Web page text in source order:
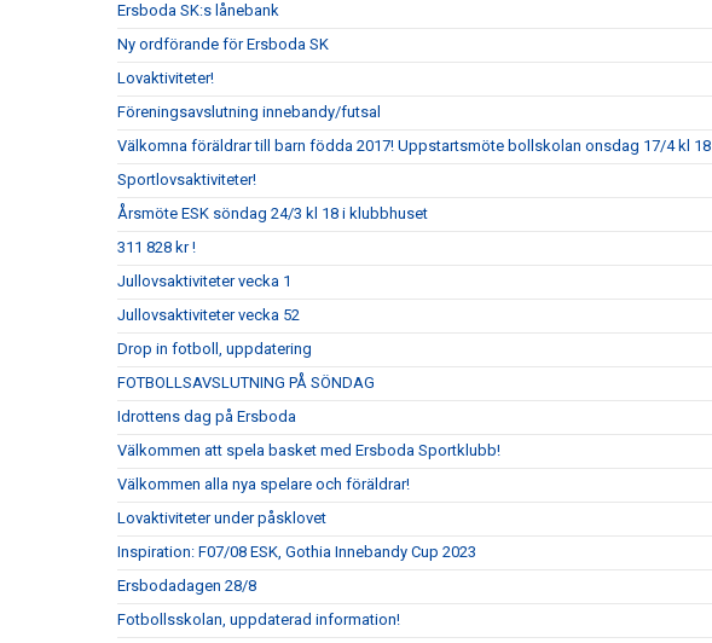
Ersboda SK:s lånebank
Ny ordförande för Ersboda SK
Lovaktiviteter!
Föreningsavslutning innebandy/futsal
Välkomna föräldrar till barn födda 2017! Uppstartsmöte bollskolan onsdag 17/4 kl 18
Sportlovsaktiviteter!
Årsmöte ESK söndag 24/3 kl 18 i klubbhuset
311 828 kr !
Jullovsaktiviteter vecka 1
Jullovsaktiviteter vecka 52
Drop in fotboll, uppdatering
FOTBOLLSAVSLUTNING PÅ SÖNDAG
Idrottens dag på Ersboda
Välkommen att spela basket med Ersboda Sportklubb!
Välkommen alla nya spelare och föräldrar!
Lovaktiviteter under påsklovet
Inspiration: F07/08 ESK, Gothia Innebandy Cup 2023
Ersbodadagen 28/8
Fotbollsskolan, uppdaterad information!